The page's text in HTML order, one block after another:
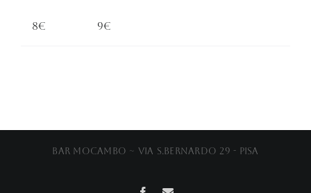
8€ 9€
Bar Mocambo ~ Via S.Bernardo 29 - Pisa